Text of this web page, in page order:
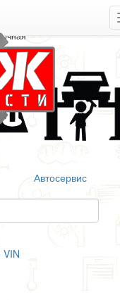
Автосервис
VIN